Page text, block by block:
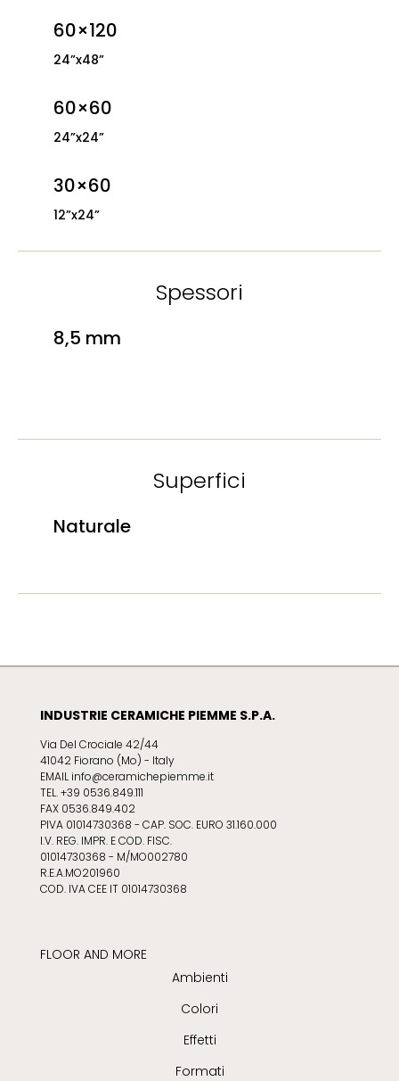
60×120
24”x48”
60×60
24”x24”
30×60
12”x24”
Spessori
8,5 mm
Superfici
Naturale
INDUSTRIE CERAMICHE PIEMME S.P.A.
Via Del Crociale 42/44
41042 Fiorano (Mo) - Italy
EMAIL info@ceramichepiemme.it
TEL. +39 0536.849.111
FAX 0536.849.402
PIVA 01014730368 - CAP. SOC. EURO 31.160.000
I.V. REG. IMPR. E COD. FISC.
01014730368 - M/MO002780
R.E.A.MO201960
COD. IVA CEE IT 01014730368
FLOOR AND MORE
Ambienti
Colori
Effetti
Formati